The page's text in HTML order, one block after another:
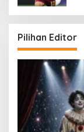
Pilihan Editor